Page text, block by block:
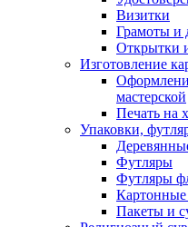
Визитки
Грамоты и
Открытки
Изготовление
мастерской
Печать на
Упаковки,
Футляры
Футляры
Картонные
Пакеты и